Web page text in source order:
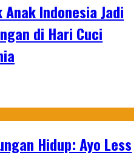
Indonesia Jadi
di Hari Cuci
Hidup: Ayo Less